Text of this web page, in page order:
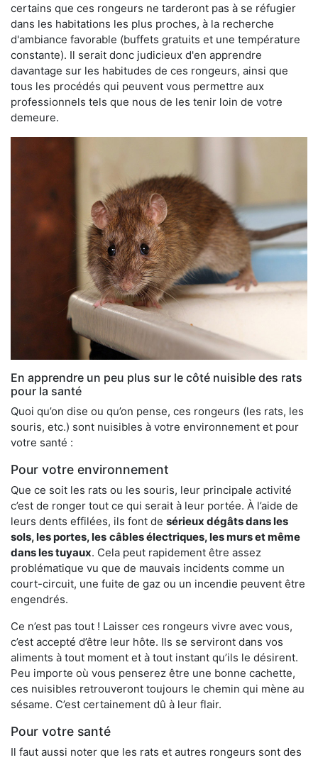
certains que ces rongeurs ne tarderont pas à se réfugier
dans les habitations les plus proches, à la recherche
d'ambiance favorable (buffets gratuits et une température
constante). Il serait donc judicieux d'en apprendre
davantage sur les habitudes de ces rongeurs, ainsi que
tous les procédés qui peuvent vous permettre aux
professionnels tels que nous de les tenir loin de votre
demeure.
En apprendre un peu plus sur le côté nuisible des rats
pour la santé
Quoi qu’on dise ou qu’on pense, ces rongeurs (les rats, les
souris, etc.) sont nuisibles à votre environnement et pour
votre santé :
Pour votre environnement
Que ce soit les rats ou les souris, leur principale activité
c’est de ronger tout ce qui serait à leur portée. À l’aide de
leurs dents effilées, ils font de sérieux dégâts dans les
sols, les portes, les câbles électriques, les murs et même
dans les tuyaux. Cela peut rapidement être assez
problématique vu que de mauvais incidents comme un
court-circuit, une fuite de gaz ou un incendie peuvent être
engendrés.
Ce n’est pas tout ! Laisser ces rongeurs vivre avec vous,
c’est accepté d’être leur hôte. Ils se serviront dans vos
aliments à tout moment et à tout instant qu’ils le désirent.
Peu importe où vous penserez être une bonne cachette,
ces nuisibles retrouveront toujours le chemin qui mène au
sésame. C’est certainement dû à leur flair.
Pour votre santé
Il faut aussi noter que les rats et autres rongeurs sont des